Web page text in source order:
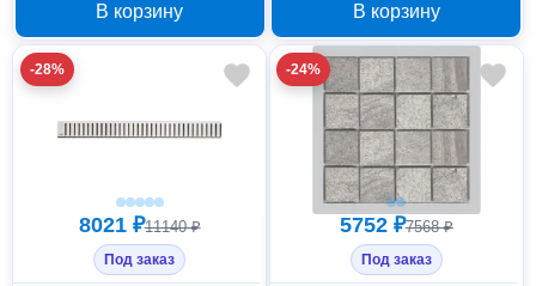
В корзину В корзину
-28%
8021 ₽11140 ₽
Под заказ
-24%
5752 ₽7568 ₽
Под заказ